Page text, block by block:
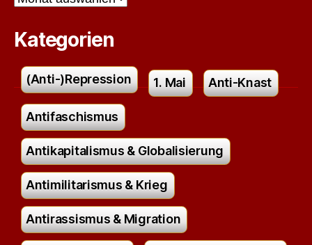
Kategorien
(Anti-)Repression 1. Mai Anti-Knast
Antifaschismus
Antikapitalismus & Globalisierung
Antimilitarismus & Krieg
Antirassismus & Migration